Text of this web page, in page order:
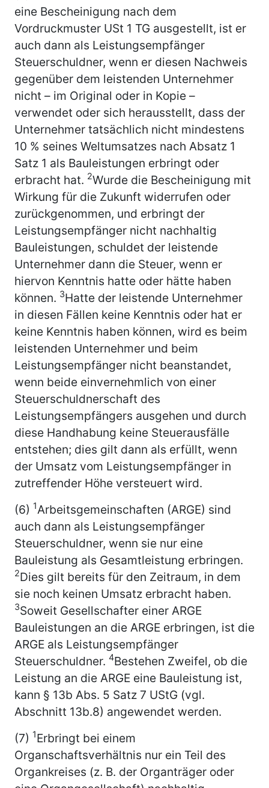
eine Bescheinigung nach dem
Vordruckmuster USt 1 TG ausgestellt, ist er
auch dann als Leistungsempfänger
Steuerschuldner, wenn er diesen Nachweis
gegenüber dem leistenden Unternehmer
nicht – im Original oder in Kopie –
verwendet oder sich herausstellt, dass der
Unternehmer tatsächlich nicht mindestens
10 % seines Weltumsatzes nach Absatz 1
Satz 1 als Bauleistungen erbringt oder
erbracht hat. 2Wurde die Bescheinigung mit
Wirkung für die Zukunft widerrufen oder
zurückgenommen, und erbringt der
Leistungsempfänger nicht nachhaltig
Bauleistungen, schuldet der leistende
Unternehmer dann die Steuer, wenn er
hiervon Kenntnis hatte oder hätte haben
können. 3Hatte der leistende Unternehmer
in diesen Fällen keine Kenntnis oder hat er
keine Kenntnis haben können, wird es beim
leistenden Unternehmer und beim
Leistungsempfänger nicht beanstandet,
wenn beide einvernehmlich von einer
Steuerschuldnerschaft des
Leistungsempfängers ausgehen und durch
diese Handhabung keine Steuerausfälle
entstehen; dies gilt dann als erfüllt, wenn
der Umsatz vom Leistungsempfänger in
zutreffender Höhe versteuert wird.
(6) 1Arbeitsgemeinschaften (ARGE) sind
auch dann als Leistungsempfänger
Steuerschuldner, wenn sie nur eine
Bauleistung als Gesamtleistung erbringen.
2Dies gilt bereits für den Zeitraum, in dem
sie noch keinen Umsatz erbracht haben.
3Soweit Gesellschafter einer ARGE
Bauleistungen an die ARGE erbringen, ist die
ARGE als Leistungsempfänger
Steuerschuldner. 4Bestehen Zweifel, ob die
Leistung an die ARGE eine Bauleistung ist,
kann § 13b Abs. 5 Satz 7 UStG (vgl.
Abschnitt 13b.8) angewendet werden.
(7) 1Erbringt bei einem
Organschaftsverhältnis nur ein Teil des
Organkreises (z. B. der Organträger oder